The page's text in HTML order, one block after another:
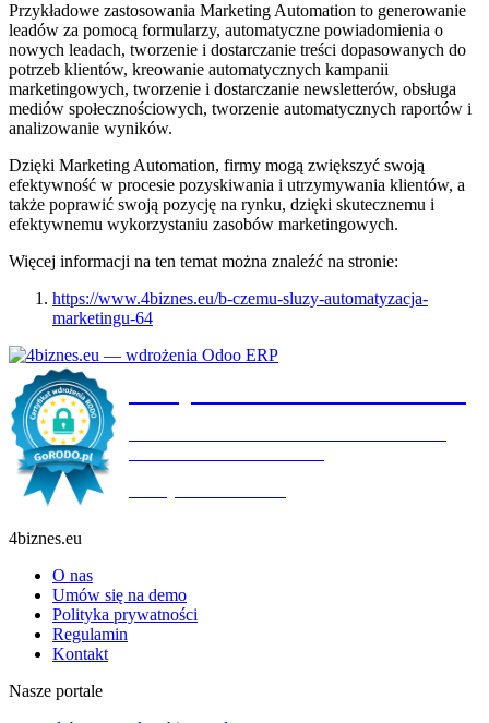
Przykładowe zastosowania Marketing Automation to generowanie
leadów za pomocą formularzy, automatyczne powiadomienia o
nowych leadach, tworzenie i dostarczanie treści dopasowanych do
potrzeb klientów, kreowanie automatycznych kampanii
marketingowych, tworzenie i dostarczanie newsletterów, obsługa
mediów społecznościowych, tworzenie automatycznych raportów i
analizowanie wyników.
Dzięki Marketing Automation, firmy mogą zwiększyć swoją
efektywność w procesie pozyskiwania i utrzymywania klientów, a
także poprawić swoją pozycję na rynku, dzięki skutecznemu i
efektywnemu wykorzystaniu zasobów marketingowych.
Więcej informacji na ten temat można znaleźć na stronie:
https://www.4biznes.eu/b-czemu-sluzy-automatyzacja-
marketingu-64
4biznes.eu
O nas
Umów się na demo
Polityka prywatności
Regulamin
Kontakt
Nasze portale